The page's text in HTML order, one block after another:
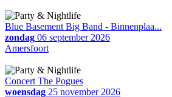
Blue Basement Big Band - Binnenplaa...
zondag 06 september 2026
Amersfoort
Concert The Pogues
woensdag 25 november 2026